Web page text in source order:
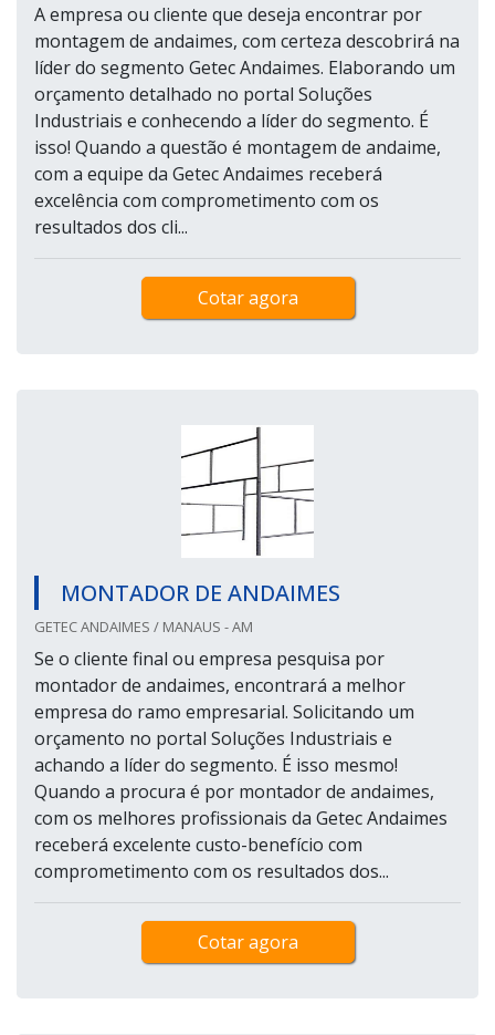
A empresa ou cliente que deseja encontrar por
montagem de andaimes, com certeza descobrirá na
líder do segmento Getec Andaimes. Elaborando um
orçamento detalhado no portal Soluções
Industriais e conhecendo a líder do segmento. É
isso! Quando a questão é montagem de andaime,
com a equipe da Getec Andaimes receberá
excelência com comprometimento com os
resultados dos cli...
Cotar agora
MONTADOR DE ANDAIMES
GETEC ANDAIMES / MANAUS - AM
Se o cliente final ou empresa pesquisa por
montador de andaimes, encontrará a melhor
empresa do ramo empresarial. Solicitando um
orçamento no portal Soluções Industriais e
achando a líder do segmento. É isso mesmo!
Quando a procura é por montador de andaimes,
com os melhores profissionais da Getec Andaimes
receberá excelente custo-benefício com
comprometimento com os resultados dos...
Cotar agora